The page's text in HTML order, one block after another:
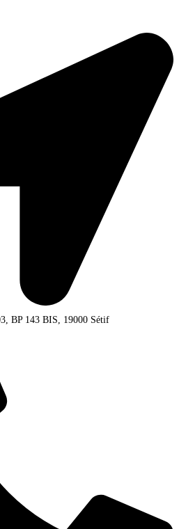
BP 143 BIS, 19000 Sétif